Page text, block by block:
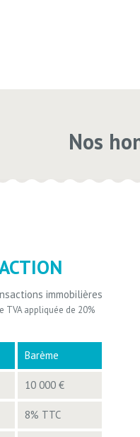
Nos
immobilières
TVA appliquée de 20%
Barème
10 000 €
8% TTC